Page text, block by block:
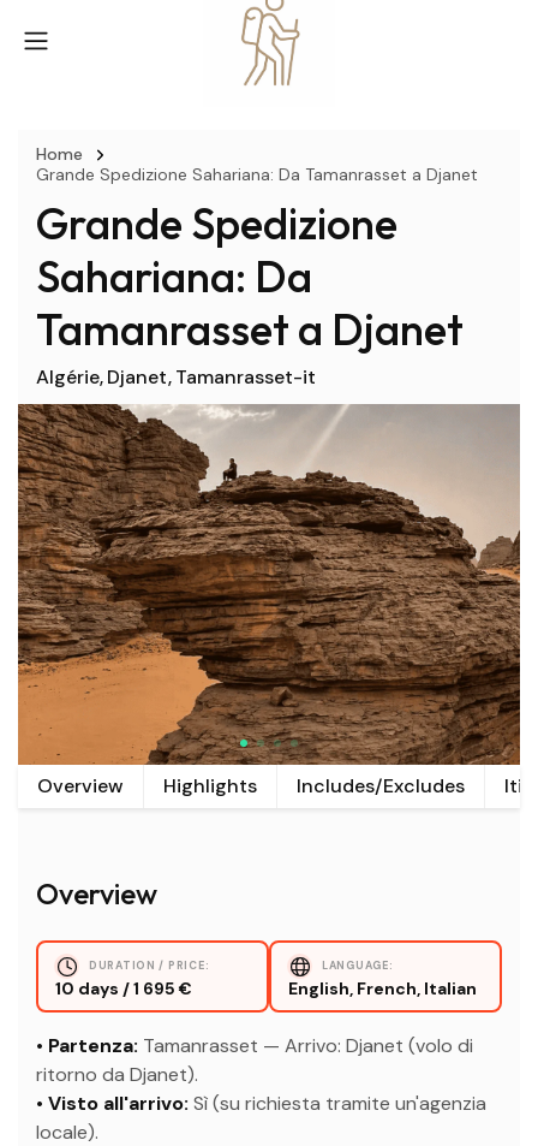
Home
Grande Spedizione Sahariana: Da Tamanrasset a Djanet
Grande Spedizione
Sahariana: Da
Tamanrasset a Djanet
Algérie Djanet Tamanrasset-it
Overview Highlights Includes/Excludes
Overview
DURATION / PRICE:
10 days / 1 695 €
LANGUAGE:
English, French, Italian
• Partenza: Tamanrasset — Arrivo: Djanet (volo di
ritorno da Djanet).
• Visto all'arrivo: Sì (su richiesta tramite un'agenzia
locale).